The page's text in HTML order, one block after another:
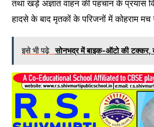
तथा खड़े अज्ञात वाहन की पहचान के प्रयास
हादसे के बाद मृतकों के परिजनों में कोहराम मच
इसे भी पढ़े सोनभद्र में बाइक-ऑटो की टक्कर,